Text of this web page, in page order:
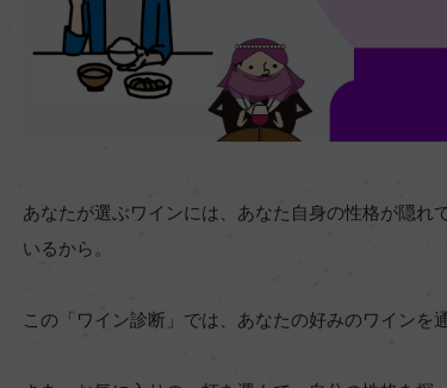
あなたが選ぶワインには、あなた自身の性格が隠
いるから。
この「ワイン診断」では、あなたの好みのワイン